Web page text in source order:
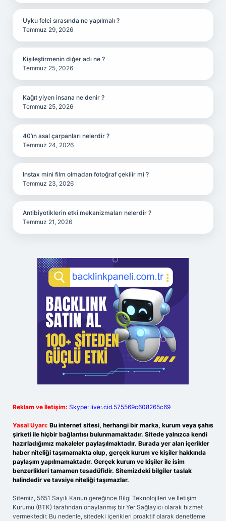
Uyku felci sırasında ne yapılmalı ?
Temmuz 29, 2026
Kişileştirmenin diğer adı ne ?
Temmuz 25, 2026
Kağıt yiyen insana ne denir ?
Temmuz 25, 2026
40’ın asal çarpanları nelerdir ?
Temmuz 24, 2026
Instax mini film olmadan fotoğraf çekilir mi ?
Temmuz 23, 2026
Antibiyotiklerin etki mekanizmaları nelerdir ?
Temmuz 21, 2026
Reklam ve İletişim: Skype: live:.cid.575569c608265c69
Yasal Uyarı: Bu internet sitesi, herhangi bir marka, kurum veya şahıs
şirketi ile hiçbir bağlantısı bulunmamaktadır. Sitede yalnızca kendi
hazırladığımız makaleler paylaşılmaktadır. Burada yer alan içerikler
haber niteliği taşımamakta olup, gerçek kurum ve kişiler hakkında
paylaşım yapılmamaktadır. Gerçek kurum ve kişiler ile isim
benzerlikleri tamamen tesadüfidir. Sitemizdeki bilgiler taslak
halindedir ve tavsiye niteliği taşımazlar.
Sitemiz, 5651 Sayılı Kanun gereğince Bilgi Teknolojileri ve İletişim
Kurumu (BTK) tarafından onaylanmış bir Yer Sağlayıcı olarak hizmet
vermektedir. Bu nedenle, sitedeki içerikleri proaktif olarak denetleme